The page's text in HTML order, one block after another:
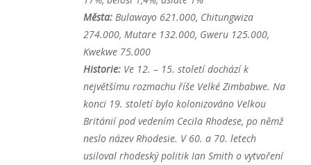
Města: Bulawayo 621.000, Chitungwiza
274.000, Mutare 132.000, Gweru 125.000,
Kwekwe 75.000
Historie: Ve 12. – 15. století dochází k
největšímu rozmachu říše Velké Zimbabwe. Na
konci 19. století bylo kolonizováno Velkou
Británií pod vedením Cecila Rhodese, po němž
neslo název Rhodesie. V 60. a 70. letech
usiloval rhodeský politik Ian Smith o vytvoření